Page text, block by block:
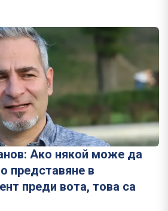
Ако някой може да
представяне в
преди вота, това са